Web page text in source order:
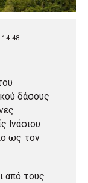
14:48
δάσους
Ινάσιου
ως τον
από τους